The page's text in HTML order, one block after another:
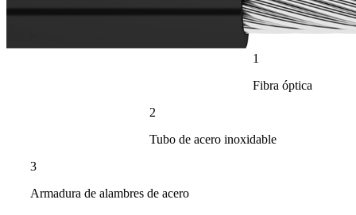
1
Fibra óptica
2
Tubo de acero inoxidable
3
Armadura de alambres de acero